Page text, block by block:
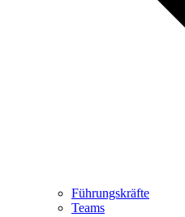
Führungskräfte
Teams